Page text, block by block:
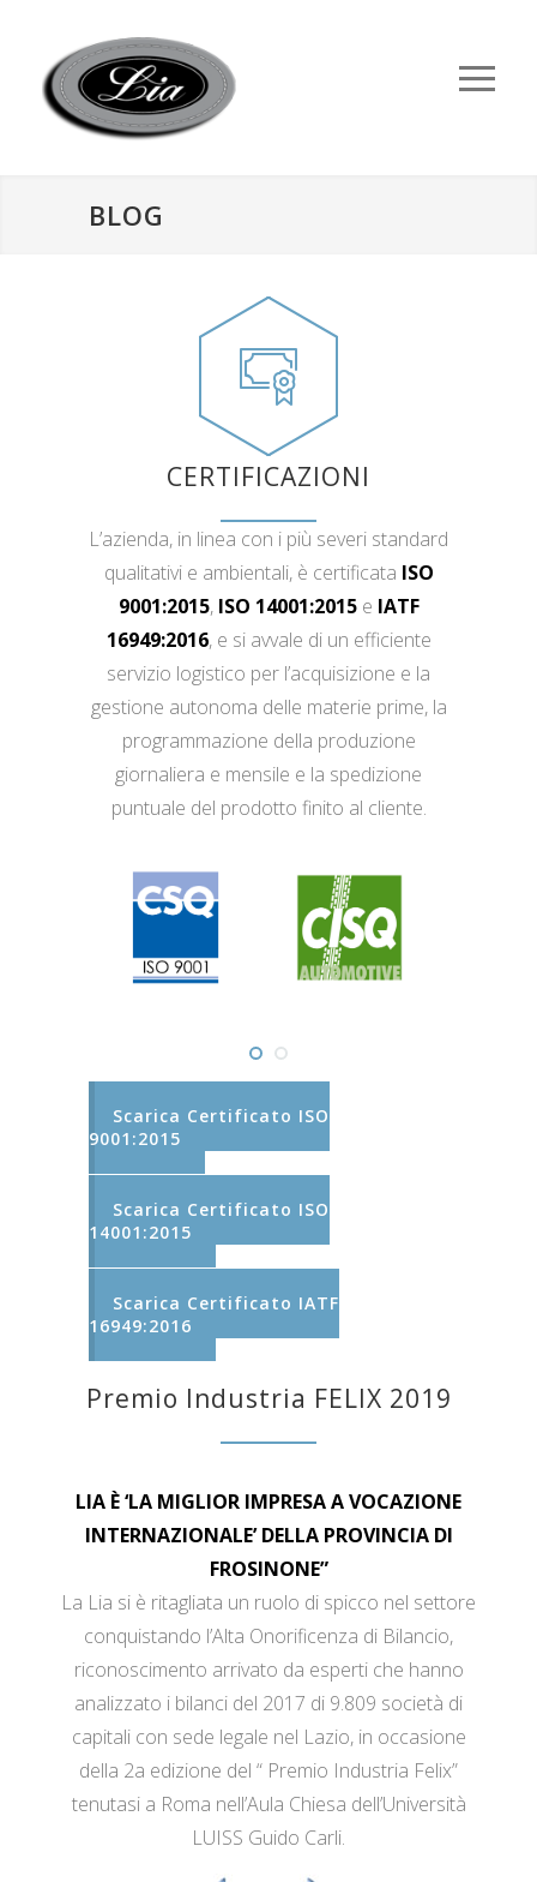
BLOG
CERTIFICAZIONI
L’azienda, in linea con i più severi standard
qualitativi e ambientali, è certificata ISO
9001:2015, ISO 14001:2015e IATF
16949:2016, e si avvale di un efficiente
servizio logistico per l’acquisizione e la
gestione autonoma delle materie prime, la
programmazione della produzione
giornaliera e mensile e la spedizione
puntuale del prodotto finito al cliente.
Scarica Certificato ISO
9001:2015
Scarica Certificato ISO
14001:2015
Scarica Certificato IATF
16949:2016
Premio Industria FELIX 2019
LIA È ‘LA MIGLIOR IMPRESA A VOCAZIONE
INTERNAZIONALE’ DELLA PROVINCIA DI
FROSINONE”
La Lia si è ritagliata un ruolo di spicco nel settore
conquistando l’Alta Onorificenza di Bilancio,
riconoscimento arrivato da esperti che hanno
analizzato i bilanci del 2017 di 9.809 società di
capitali con sede legale nel Lazio, in occasione
della 2a edizione del “ Premio Industria Felix”
tenutasi a Roma nell’Aula Chiesa dell’Università
LUISS Guido Carli.